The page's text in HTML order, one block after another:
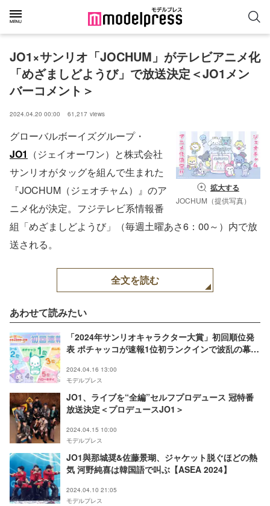
JO1×サンリオ「JOCHUM」がテレビアニメ化
「めざましどようび」で放送決定＜JO1メン
バーコメント＞
2024.04.20 00:00 61,217 views
拡大する
JOCHUM（提供写真）
グローバルボーイズグループ・
JO1 （ジェイオーワン）と株式会社
サンリオがタッグを組んで生まれた
『JOCHUM（ジェオチャム）』のア
ニメ化が決定。フジテレビ系情報番
組「めざましどようび」（毎週土曜あさ6：00～）内で放
送される。
全文を読む
あわせて読みたい
「2024年サンリオキャラクター大賞」初回順位発
表 ポチャッコが速報1位初ランクインで波乱の幕開
2024.04.16 13:00
モデルプレス
JO1、ライブを“全編”セルフプロデュース 冠特番
放送決定＜プロデュースJO1＞
2024.04.15 10:00
モデルプレス
JO1與那城奨&佐藤景瑚、ジャケット脱ぐほどの熱
気 河野純喜は韓国語で叫ぶ【ASEA 2024】
2024.04.10 21:05
モデルプレス